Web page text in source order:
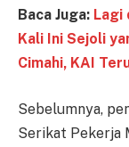
Baca Juga: Lagi
Kali Ini Sejoli
Cimahi, KAI
Sebelumnya,
Serikat Pekerja